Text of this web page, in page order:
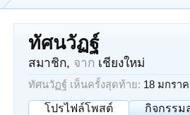
ทัศนวัฏฐ์
สมาชิก, จาก เชียงใหม่
ทัศนวัฏฐ์ เห็นครั้งสุดท้าย: 18 มกรา
โปรไฟล์โพสต์ กิจกรรม